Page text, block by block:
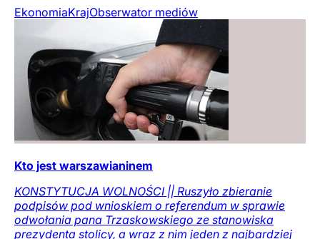
EkonomiaKrajObserwator mediów
Kto jest warszawianinem
KONSTYTUCJA WOLNOŚCI || Ruszyło zbieranie
podpisów pod wnioskiem o referendum w sprawie
odwołania pana Trzaskowskiego ze stanowiska
prezydenta stolicy, a wraz z nim jeden z najbardziej